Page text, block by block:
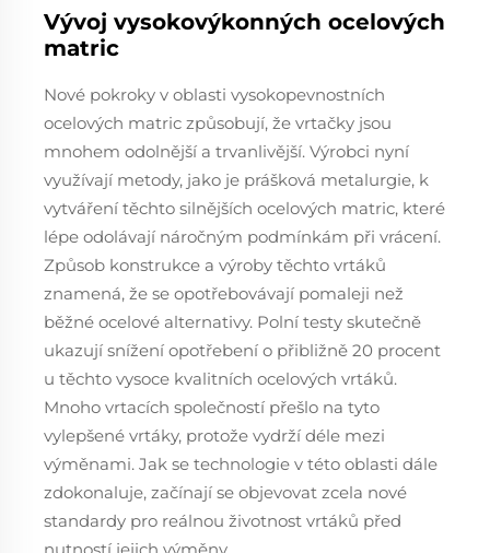
Vývoj vysokovýkonných ocelových
matric
Nové pokroky v oblasti vysokopevnostních
ocelových matric způsobují, že vrtačky jsou
mnohem odolnější a trvanlivější. Výrobci nyní
využívají metody, jako je prášková metalurgie, k
vytváření těchto silnějších ocelových matric, které
lépe odolávají náročným podmínkám při vrácení.
Způsob konstrukce a výroby těchto vrtáků
znamená, že se opotřebovávají pomaleji než
běžné ocelové alternativy. Polní testy skutečně
ukazují snížení opotřebení o přibližně 20 procent
u těchto vysoce kvalitních ocelových vrtáků.
Mnoho vrtacích společností přešlo na tyto
vylepšené vrtáky, protože vydrží déle mezi
výměnami. Jak se technologie v této oblasti dále
zdokonaluje, začínají se objevovat zcela nové
standardy pro reálnou životnost vrtáků před